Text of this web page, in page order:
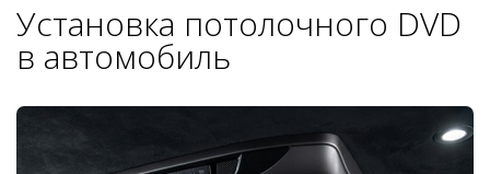
Установка потолочного DVD
в автомобиль